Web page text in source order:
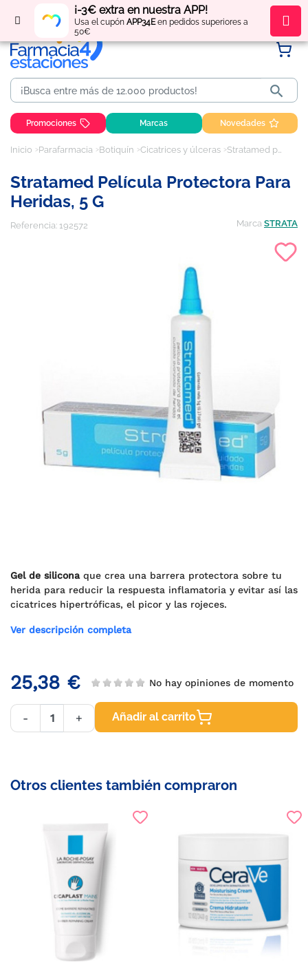
¡-3€ extra en nuestra APP!
Usa el cupón APP34Een pedidos superiores a
50€
Regístratey obténpuntos por tus compras

Promociones Marcas Novedades
Inicio Parafarmacia Botiquín Cicatrices y úlceras Stratamed película protectora para heridas, 5 g
Stratamed Película Protectora Para
Heridas, 5 G
Referencia: 192572 Marca STRATA
Gel de siliconaque crea una barrera protectora sobre tu
herida para reducir la respuesta inflamatoria y evitar así las
cicatrices hipertróficas, el picor y las rojeces.
Ver descripción completa
25,38 € No hay opiniones de momento
- + Añadir al carrito
Otros clientes también compraron